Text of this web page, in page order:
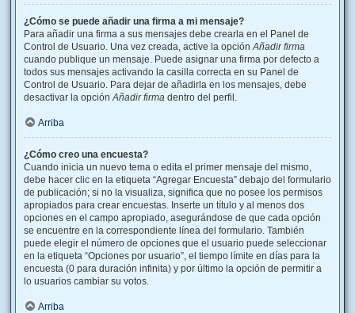
¿Cómo se puede añadir una firma a mi mensaje?
Para añadir una firma a sus mensajes debe crearla en el Panel de
Control de Usuario. Una vez creada, active la opciónAñadir firma
cuando publique un mensaje. Puede asignar una firma por defecto a
todos sus mensajes activando la casilla correcta en su Panel de
Control de Usuario. Para dejar de añadirla en los mensajes, debe
desactivar la opciónAñadir firma dentro del perfil.
Arriba
¿Cómo creo una encuesta?
Cuando inicia un nuevo tema o edita el primer mensaje del mismo,
debe hacer clic en la etiqueta “Agregar Encuesta” debajo del formulario
de publicación; si no la visualiza, significa que no posee los permisos
apropiados para crear encuestas. Inserte un título y al menos dos
opciones en el campo apropiado, asegurándose de que cada opción
se encuentre en la correspondiente línea del formulario. También
puede elegir el número de opciones que el usuario puede seleccionar
en la etiqueta “Opciones por usuario”, el tiempo límite en días para la
encuesta (0 para duración infinita) y por último la opción de permitir a
lo usuarios cambiar su votos.
Arriba